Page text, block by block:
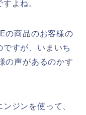
よね。
の商品のお客様の
すが、いまいち
の声があるのかす
ジンを使って、